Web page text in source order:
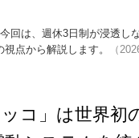
回は、週休3日制が浸透し
点から解説します。
（
コ」は世界初